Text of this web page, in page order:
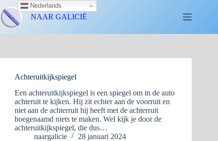
NAAR GALICIË
Achteruitkijkspiegel
Een achteruitkijkspiegel is een spiegel om in de auto
achteruit te kijken. Hij zit echter aan de voorruit en
niet aan de achterruit hij heeft met de achterruit
hoegenaamd niets te maken. Wel kijk je door de
achteruitkijkspiegel, die dus…
naargalicie
28 januari 2024
Nederlands